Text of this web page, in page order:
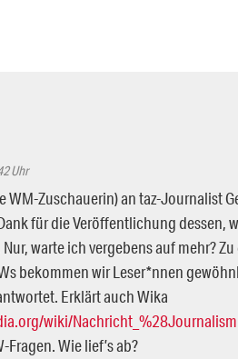
Uhr
WM-Zuschauerin) an taz-Journalist
für die Veröffentlichung dessen,
warte ich vergebens auf mehr?
bekommen wir Leser*nnen
Erklärt auch Wika
wiki/
Fragen. Wie lief’s ab?